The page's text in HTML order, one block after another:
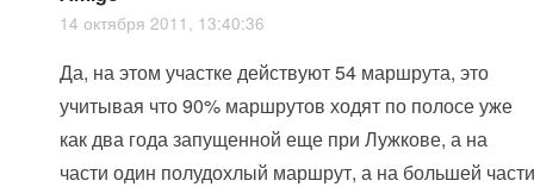
14 октября 2011, 13:40:36
Да, на этом участке действуют 54 маршрута, это
учитывая что 90% маршрутов ходят по полосе уже
как два года запущенной еще при Лужкове, а на
части один полудохлый маршрут, а на большей